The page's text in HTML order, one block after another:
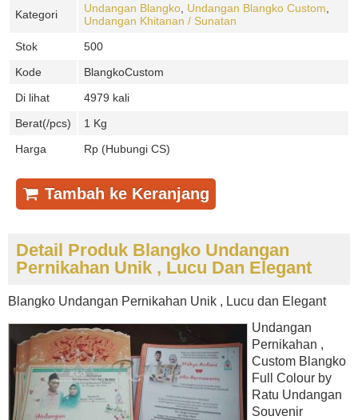
Kategori Undangan Blangko Undangan Blangko Custom
Undangan Khitanan / Sunatan
Stok
500
Kode
BlangkoCustom
Di lihat
4979 kali
Berat(/pcs)
1 Kg
Harga
Rp (Hubungi CS)
Tambah ke Keranjang
Detail Produk Blangko Undangan
Pernikahan Unik , Lucu Dan Elegant
Blangko Undangan Pernikahan Unik , Lucu dan Elegant
Undangan
Pernikahan ,
Custom Blangko
Full Colour by
Ratu Undangan
Souvenir